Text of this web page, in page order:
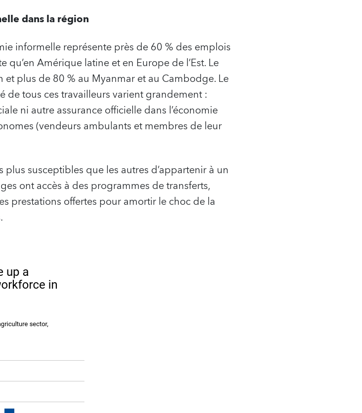
dans la région
informelle représente près de 60 % des emplois
Amérique latine et en Europe de l’Est. Le
plus de 80 % au Myanmar et au Cambodge. Le
de tous ces travailleurs varient grandement :
ni autre assurance officielle dans l’économie
(vendeurs ambulants et membres de leur
susceptibles que les autres d’appartenir à un
ont accès à des programmes de transferts,
prestations offertes pour amortir le choc de la